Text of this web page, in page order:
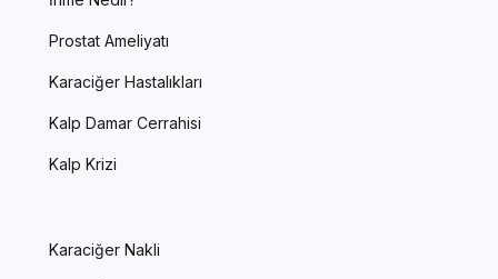
Prostat Ameliyatı
Karaciğer Hastalıkları
Kalp Damar Cerrahisi
Kalp Krizi
Karaciğer Nakli